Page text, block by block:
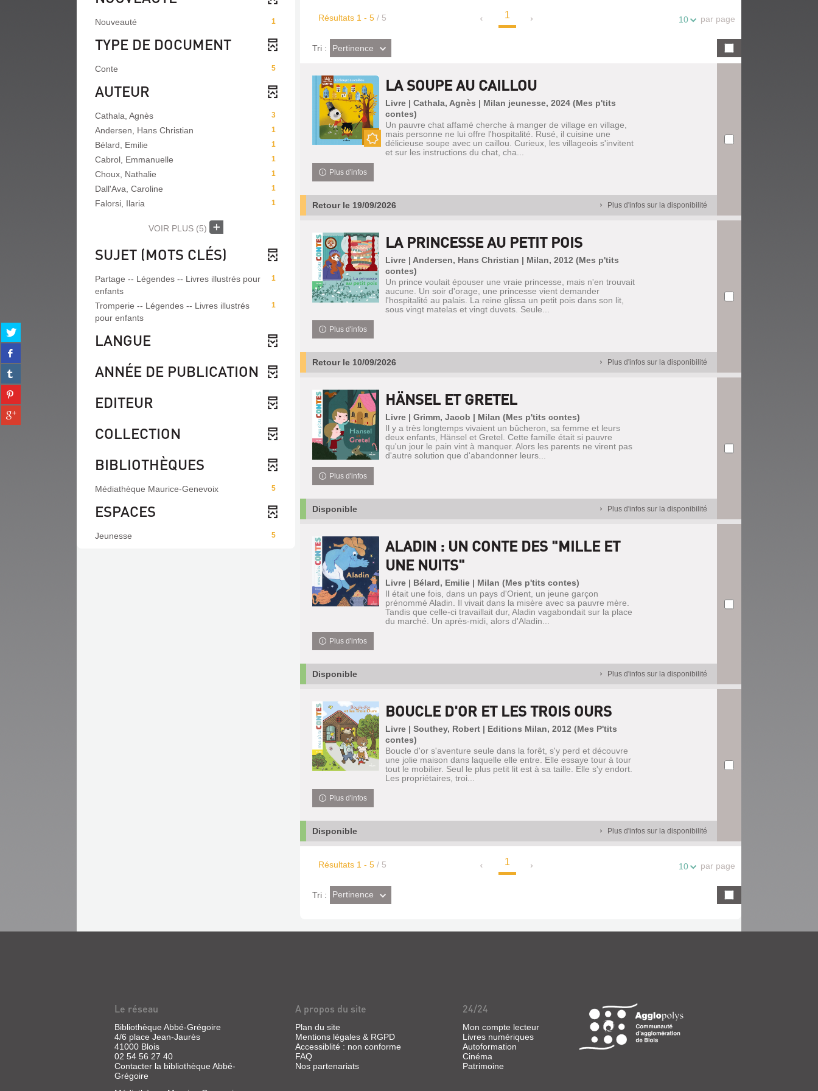
Partager
sur
twitter
(Nouvelle
fenêtre)
Partager
sur
facebook
(Nouvelle
fenêtre)
Partager
sur
tumblr
(Nouvelle
fenêtre)
Partager
sur
pinterest
(Nouvelle
Partager
sur
Résultats 1 - 5 / 5 1 10 par page
Tri :(Effet
imédiat)
Pertinence
LA SOUPE AU CAILLOU
Livre | Cathala, Agnès | Milan jeunesse, 2024 (Mes p'tits
contes)
Un pauvre chat affamé cherche à manger de village en village,
mais personne ne lui offre l'hospitalité. Rusé, il cuisine une
délicieuse soupe avec un caillou. Curieux, les villageois s'invitent
et sur les instructions du chat, cha...
Plus d'infos
Retour le 19/09/2026 Plus d'infos sur la disponibilité
LA PRINCESSE AU PETIT POIS
Livre | Andersen, Hans Christian | Milan, 2012 (Mes p'tits
contes)
Un prince voulait épouser une vraie princesse, mais n'en trouvait
aucune. Un soir d'orage, une princesse vient demander
l'hospitalité au palais. La reine glissa un petit pois dans son lit,
sous vingt matelas et vingt duvets. Seule...
Plus d'infos
Retour le 10/09/2026 Plus d'infos sur la disponibilité
HÄNSEL ET GRETEL
Livre | Grimm, Jacob | Milan (Mes p'tits contes)
Il y a très longtemps vivaient un bûcheron, sa femme et leurs
deux enfants, Hänsel et Gretel. Cette famille était si pauvre
qu'un jour le pain vint à manquer. Alors les parents ne virent pas
d'autre solution que d'abandonner leurs...
Plus d'infos
Disponible Plus d'infos sur la disponibilité
ALADIN : UN CONTE DES "MILLE ET
UNE NUITS"
Livre | Bélard, Emilie | Milan (Mes p'tits contes)
Il était une fois, dans un pays d'Orient, un jeune garçon
prénommé Aladin. Il vivait dans la misère avec sa pauvre mère.
Tandis que celle-ci travaillait dur, Aladin vagabondait sur la place
du marché. Un après-midi, alors d'Aladin...
Plus d'infos
Disponible Plus d'infos sur la disponibilité
BOUCLE D'OR ET LES TROIS OURS
Livre | Southey, Robert | Editions Milan, 2012 (Mes P'tits
contes)
Boucle d'or s'aventure seule dans la forêt, s'y perd et découvre
une jolie maison dans laquelle elle entre. Elle essaye tour à tour
tout le mobilier. Seul le plus petit lit est à sa taille. Elle s'y endort.
Les propriétaires, troi...
Plus d'infos
Disponible Plus d'infos sur la disponibilité
Résultats 1 - 5 / 5 1 10 par page
Tri :(Effet
imédiat)
Pertinence
1
Nouveauté
TYPE DE DOCUMENT
5
Conte
AUTEUR
3
Cathala, Agnès
1
Andersen, Hans Christian
1
Bélard, Emilie
1
Cabrol, Emmanuelle
1
Choux, Nathalie
1
Dall'Ava, Caroline
1
Falorsi, Ilaria
VOIR PLUS (5)
SUJET (MOTS CLÉS)
1
Partage -- Légendes -- Livres illustrés pour
enfants
1
Tromperie -- Légendes -- Livres illustrés
pour enfants
LANGUE
ANNÉE DE PUBLICATION
EDITEUR
COLLECTION
BIBLIOTHÈQUES
5
Médiathèque Maurice-Genevoix
ESPACES
5
Jeunesse
Le réseau
Bibliothèque Abbé-Grégoire
4/6 place Jean-Jaurès
41000 Blois
02 54 56 27 40
Contacter la bibliothèque Abbé-
Grégoire
A propos du site
Plan du site
Mentions légales & RGPD
Accessiblité : non conforme
FAQ
Nos partenariats
24/24
Mon compte lecteur
Livres numériques
Autoformation
Cinéma
Patrimoine